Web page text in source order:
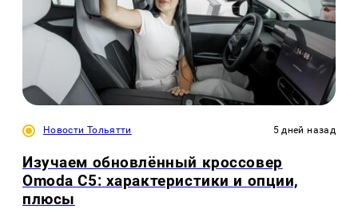
Новости Тольятти 5 дней назад
Изучаем обновлённый кроссовер
Omoda C5: характеристики и опции,
плюсы